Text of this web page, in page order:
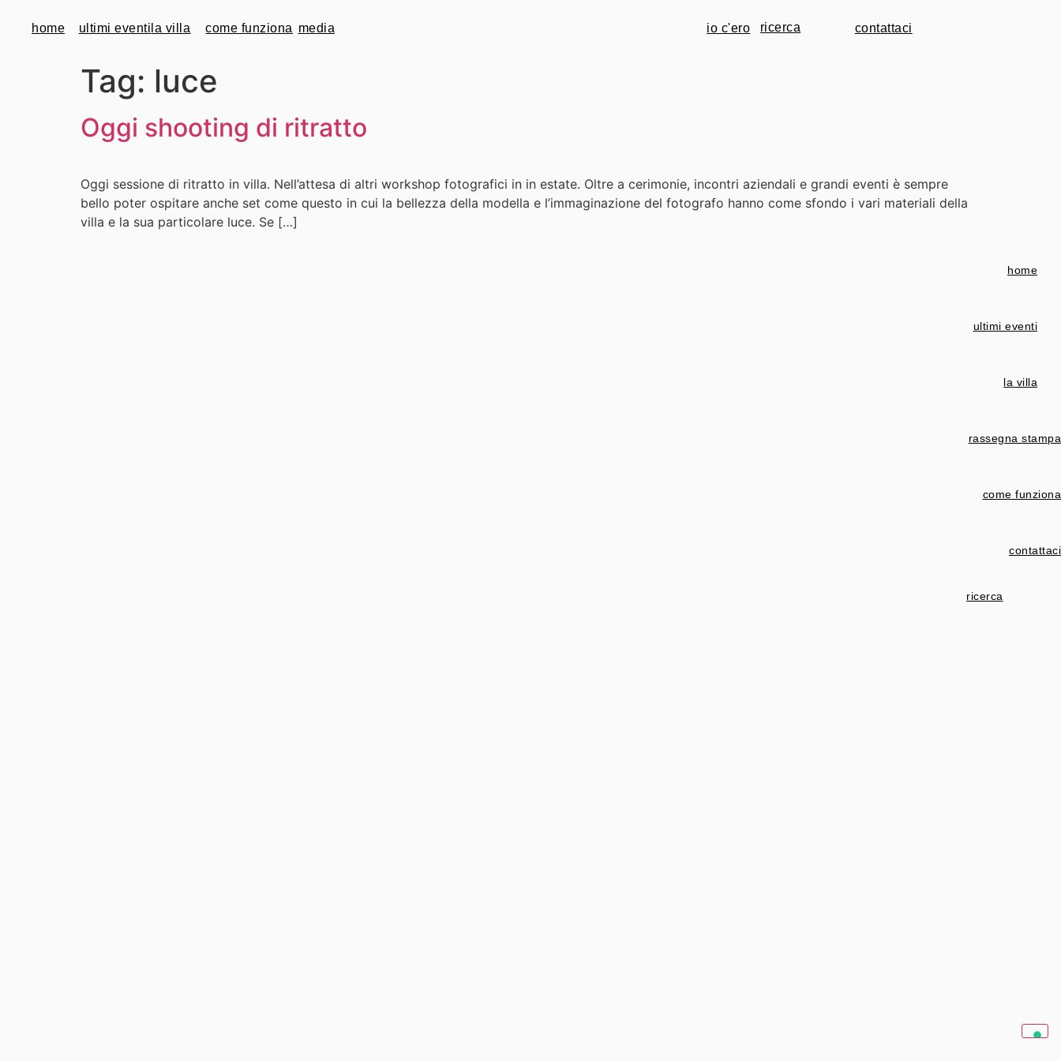
home ultimi eventi la villa come funziona media contattaci
io c'ero
Tag: luce
Oggi shooting di ritratto
Oggi sessione di ritratto in villa. Nell’attesa di altri workshop fotografici in in estate. Oltre a cerimonie, incontri aziendali e grandi eventi è sempre
bello poter ospitare anche set come questo in cui la bellezza della modella e l’immaginazione del fotografo hanno come sfondo i vari materiali della
villa e la sua particolare luce. Se […]
home
ultimi eventi
la villa
rassegna stampa
come funziona
contattaci